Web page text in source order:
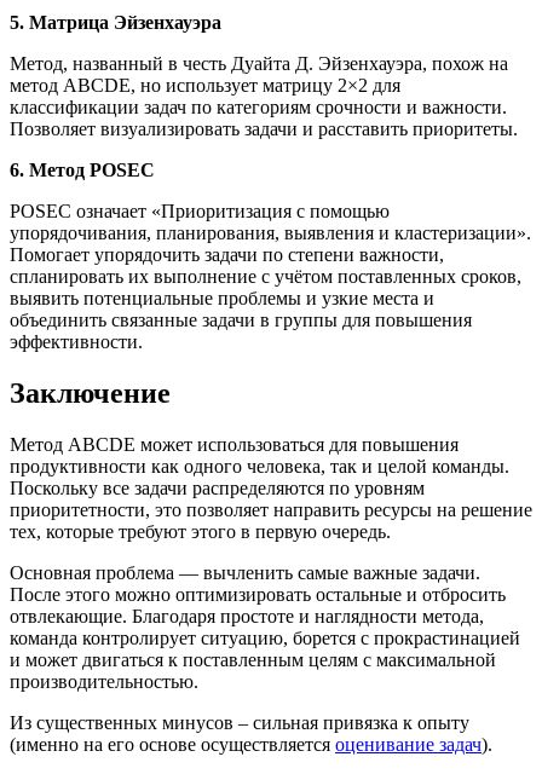
5. Матрица Эйзенхауэра
Метод, названный в честь Дуайта Д. Эйзенхауэра, похож на
метод ABCDE, но использует матрицу 2×2 для
классификации задач по категориям срочности и важности.
Позволяет визуализировать задачи и расставить приоритеты.
6. Метод POSEC
POSEC означает «Приоритизация с помощью
упорядочивания, планирования, выявления и кластеризации».
Помогает упорядочить задачи по степени важности,
спланировать их выполнение с учётом поставленных сроков,
выявить потенциальные проблемы и узкие места и
объединить связанные задачи в группы для повышения
эффективности.
Заключение
Метод ABCDE может использоваться для повышения
продуктивности как одного человека, так и целой команды.
Поскольку все задачи распределяются по уровням
приоритетности, это позволяет направить ресурсы на решение
тех, которые требуют этого в первую очередь.
Основная проблема — вычленить самые важные задачи.
После этого можно оптимизировать остальные и отбросить
отвлекающие. Благодаря простоте и наглядности метода,
команда контролирует ситуацию, борется с прокрастинацией
и может двигаться к поставленным целям с максимальной
производительностью.
Из существенных минусов – сильная привязка к опыту
(именно на его основе осуществляется оценивание задач).